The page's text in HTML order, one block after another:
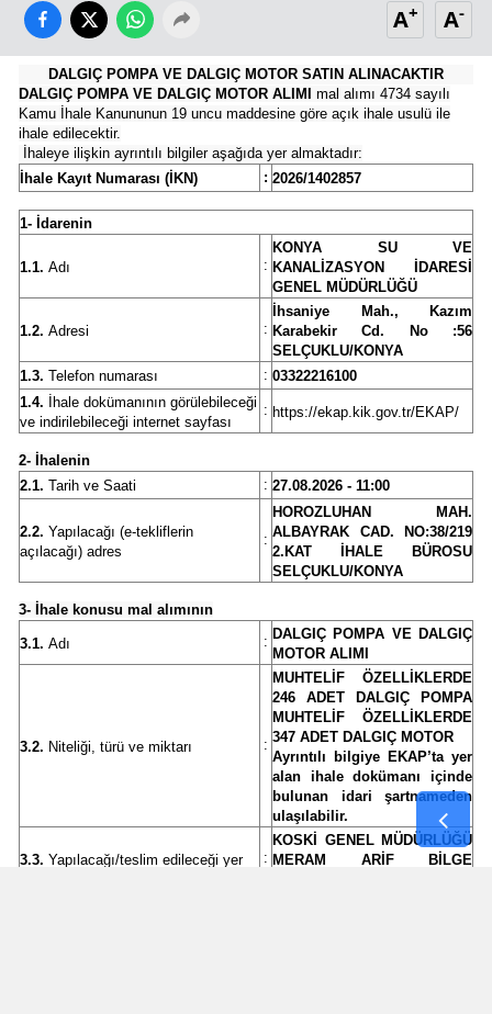
Malatya
Manisa
Kahramanmaraş
Mardin
Muş
Nevşehir
Niğde
Ordu
Rize
Sakarya
Samsun
Sinop
Sivas
Tekirdağ
Tokat
Trabzon
A+ A-
DALGIÇ POMPA VE DALGIÇ MOTOR SATIN ALINACAKTIR
DALGIÇ POMPA VE DALGIÇ MOTOR ALIMI
mal alımı 4734 sayılı
Kamu İhale Kanununun 19 uncu maddesine göre açık ihale usulü ile
ihale edilecektir.
İhaleye ilişkin ayrıntılı bilgiler aşağıda yer almaktadır:
İhale Kayıt Numarası (İKN)
: 2026/1402857
1- İdarenin
1.1. Adı :
KONYA SU VE
KANALİZASYON İDARESİ
GENEL MÜDÜRLÜĞÜ
1.2. Adresi :
İhsaniye Mah., Kazım
Karabekir Cd. No :56
SELÇUKLU/KONYA
1.3. Telefon numarası : 03322216100
1.4. İhale dokümanının görülebileceği
ve indirilebileceği internet sayfası
: https://ekap.kik.gov.tr/EKAP/
2- İhalenin
2.1. Tarih ve Saati : 27.08.2026 - 11:00
2.2. Yapılacağı (e-tekliflerin
açılacağı) adres
:
HOROZLUHAN MAH.
ALBAYRAK CAD. NO:38/219
2.KAT İHALE BÜROSU
SELÇUKLU/KONYA
3- İhale konusu mal alımının
3.1. Adı : DALGIÇ POMPA VE DALGIÇ
MOTOR ALIMI
3.2. Niteliği, türü ve miktarı :
MUHTELİF ÖZELLİKLERDE
246 ADET DALGIÇ POMPA
MUHTELİF ÖZELLİKLERDE
347 ADET DALGIÇ MOTOR
Ayrıntılı bilgiye EKAP’ta yer
alan ihale dokümanı içinde
bulunan idari şartnameden
ulaşılabilir.
3.3. Yapılacağı/teslim edileceği yer :
KOSKİ GENEL MÜDÜRLÜĞÜ
MERAM ARİF BİLGE